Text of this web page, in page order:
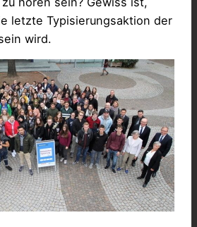
letzte Typisierungsaktion der
wird.